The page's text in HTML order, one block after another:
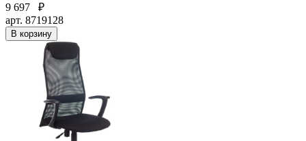
9 697
₽
арт. 8719128
В корзину